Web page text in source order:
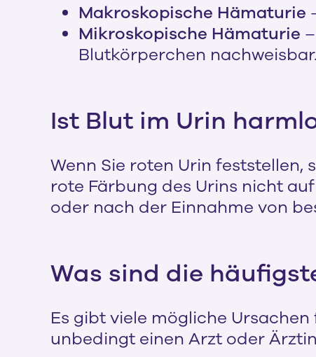
Makroskopische Hämaturie
Mikroskopische Hämaturie
Blutkörperchen nachweisbar.
Ist Blut im Urin
Wenn Sie roten Urin feststellen,
rote Färbung des Urins nicht
oder nach der Einnahme von
Was sind die
Es gibt viele mögliche
unbedingt einen Arzt oder